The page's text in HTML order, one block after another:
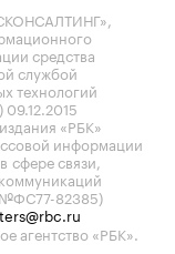
средства
службой
технологий
«РБК»
информации
сфере связи,
№ФС77-82385)
агентство «РБК».